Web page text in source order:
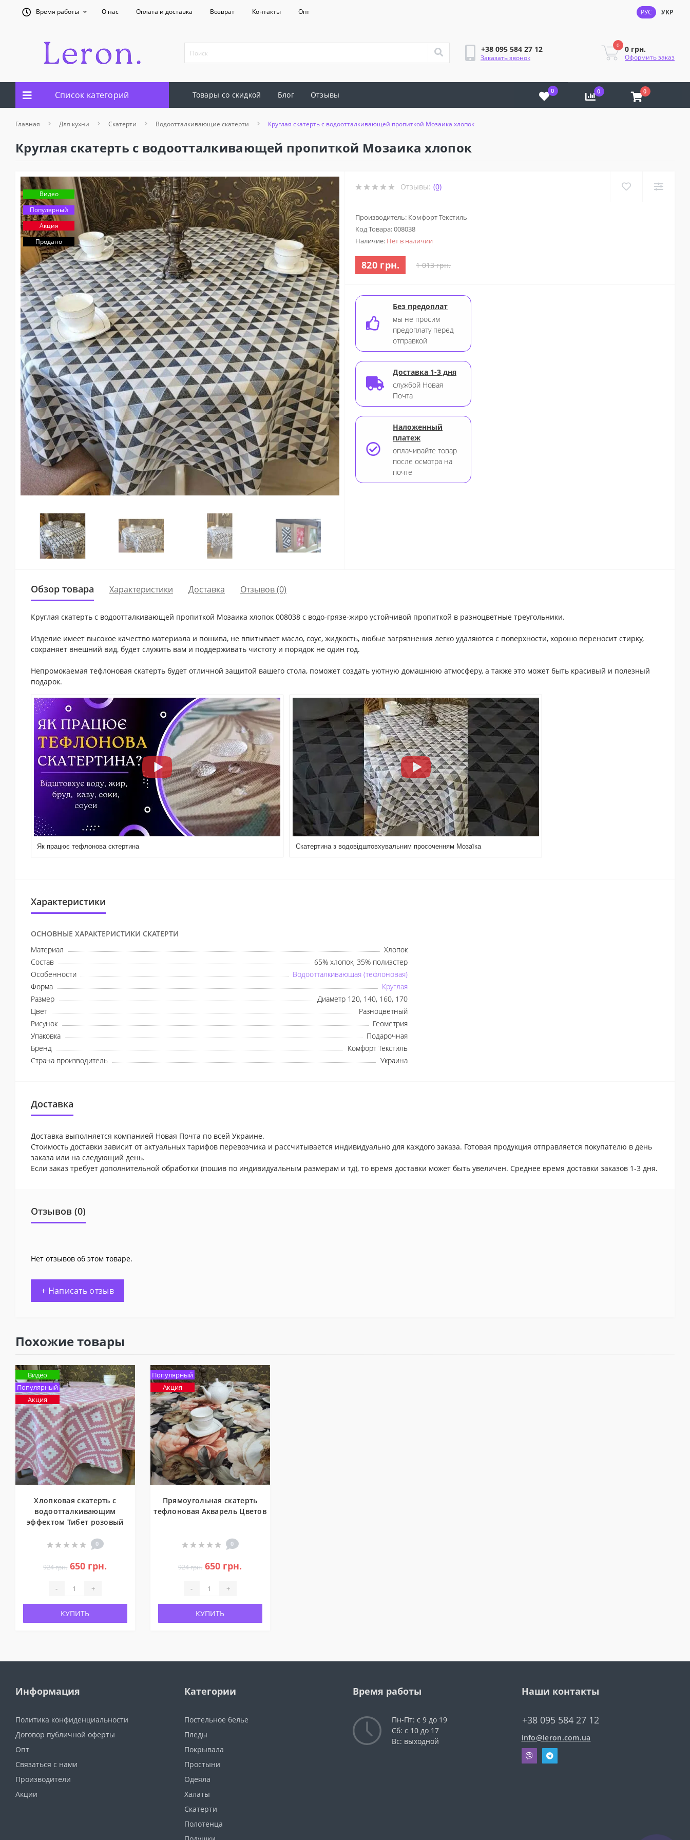
Время работы О нас Оплата и доставка Возврат Контакты Опт РУС УКР
+38 095 584 27 12
Заказать звонок
0 0 грн.
Оформить заказ
Список категорий Товары со скидкой Блог Отзывы 0 0 0
Главная Для кухни Скатерти Водоотталкивающие скатерти Круглая скатерть с водоотталкивающей пропиткой Мозаика хлопок
Українська Русский
Круглая скатерть с водоотталкивающей пропиткой Мозаика хлопок
Видео
Популярный
Акция
Продано
Отзывы: (0)
Производитель: Комфорт Текстиль
Код Товара:008038
Наличие: Нет в наличии
820 грн. 1 013 грн.
Без предоплат
мы не просим
предоплату перед
отправкой
Доставка 1-3 дня
службой Новая
Почта
Наложенный
платеж
оплачивайте товар
после осмотра на
почте
Обзор товара Характеристики Доставка Отзывов (0)
Круглая скатерть с водоотталкивающей пропиткой Мозаика хлопок 008038 с водо-грязе-жиро устойчивой пропиткой в разноцветные треугольники.
Изделие имеет высокое качество материала и пошива, не впитывает масло, соус, жидкость, любые загрязнения легко удаляются с поверхности, хорошо переносит стирку,
сохраняет внешний вид, будет служить вам и поддерживать чистоту и порядок не один год.
Непромокаемая тефлоновая скатерть будет отличной защитой вашего стола, поможет создать уютную домашнюю атмосферу, а также это может быть красивый и полезный
подарок.
Як працює тефлонова сктертина Скатертина з водовідштовхувальним просоченням Мозаїка
Характеристики
ОСНОВНЫЕ ХАРАКТЕРИСТИКИ СКАТЕРТИ
Материал
Хлопок
Состав
65% хлопок, 35% полиэстер
Особенности
Водоотталкивающая (тефлоновая)
Форма
Круглая
Размер
Диаметр 120, 140, 160, 170
Цвет
Разноцветный
Рисунок
Геометрия
Упаковка
Подарочная
Бренд
Комфорт Текстиль
Страна производитель
Украина
Доставка
Доставка выполняется компанией Новая Почта по всей Украине.
Стоимость доставки зависит от актуальных тарифов перевозчика и рассчитывается индивидуально для каждого заказа. Готовая продукция отправляется покупателю в день
заказа или на следующий день.
Если заказ требует дополнительной обработки (пошив по индивидуальным размерам и тд), то время доставки может быть увеличен. Среднее время доставки заказов 1-3 дня.
Отзывов (0)
Нет отзывов об этом товаре.
+ Написать отзыв
Похожие товары
Видео
Популярный
Акция
Хлопковая скатерть с
водоотталкивающим
эффектом Тибет розовый
0
924 грн. 650 грн.
- +
КУПИТЬ
Популярный
Акция
Прямоугольная скатерть
тефлоновая Акварель Цветов
0
924 грн. 650 грн.
- +
КУПИТЬ
Информация
Политика конфиденциальности
Договор публичной оферты
Опт
Связаться с нами
Производители
Акции
Категории
Постельное белье
Пледы
Покрывала
Простыни
Одеяла
Халаты
Скатерти
Полотенца
Время работы
Пн-Пт: с 9 до 19
Сб: с 10 до 17
Вс: выходной
Наши контакты
+38 095 584 27 12
info@leron.com.ua